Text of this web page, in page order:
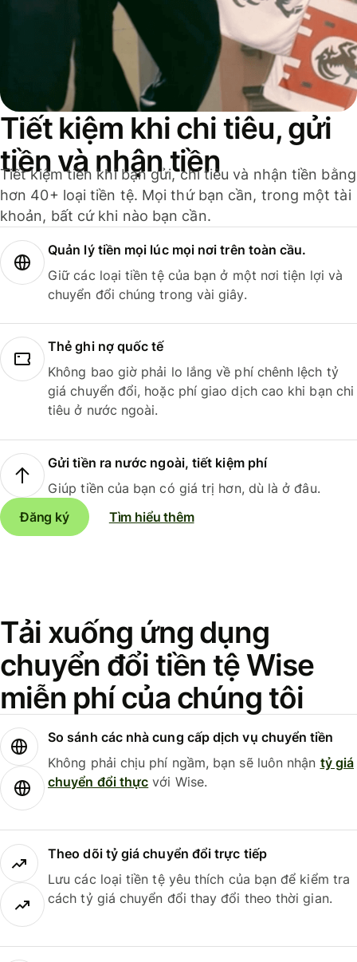
Tiết kiệm khi chi tiêu, gửi
tiền và nhận tiền
Tiết kiệm tiền khi bạn gửi, chi tiêu và nhận tiền bằng
hơn 40+ loại tiền tệ. Mọi thứ bạn cần, trong một tài
khoản, bất cứ khi nào bạn cần.
Quản lý tiền mọi lúc mọi nơi trên toàn cầu.
Giữ các loại tiền tệ của bạn ở một nơi tiện lợi và
chuyển đổi chúng trong vài giây.
Thẻ ghi nợ quốc tế
Không bao giờ phải lo lắng về phí chênh lệch tỷ
giá chuyển đổi, hoặc phí giao dịch cao khi bạn chi
tiêu ở nước ngoài.
Gửi tiền ra nước ngoài, tiết kiệm phí
Giúp tiền của bạn có giá trị hơn, dù là ở đâu.
Đăng ký
Tìm hiểu thêm
Tải xuống ứng dụng
chuyển đổi tiền tệ Wise
miễn phí của chúng tôi
So sánh các nhà cung cấp dịch vụ chuyển tiền
Không phải chịu phí ngầm, bạn sẽ luôn nhận tỷ giá
chuyển đổi thực với Wise.
Theo dõi tỷ giá chuyển đổi trực tiếp
Lưu các loại tiền tệ yêu thích của bạn để kiểm tra
cách tỷ giá chuyển đổi thay đổi theo thời gian.